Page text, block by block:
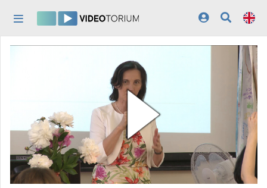
Categories
Playlists
Organizations